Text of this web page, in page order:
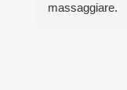
massaggiare.